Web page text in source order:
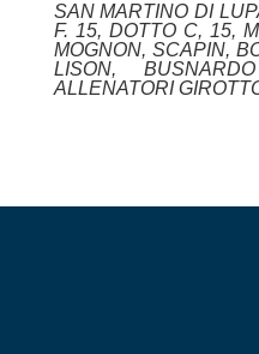
SAN MARTINO DI
F. 15, DOTTO C, 15,
MOGNON, SCAPIN,
LISON,
ALLENATORI